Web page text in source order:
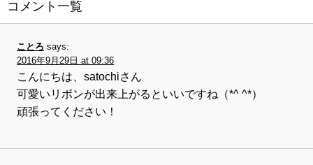
コメント一覧
ことろ says:
2016年9月29日 at 09:36
こんにちは、satochiさん
可愛いリボンが出来上がるといいですね（*^ ^*）
頑張ってください！